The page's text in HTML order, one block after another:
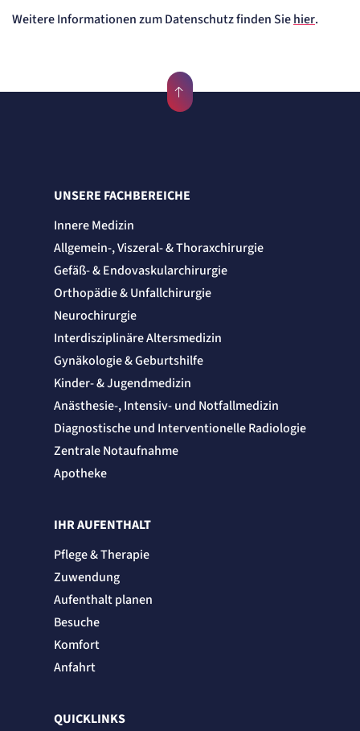
Weitere Informationen zum Datenschutz finden Siehier.
UNSERE FACHBEREICHE
Innere Medizin
Allgemein-, Viszeral- & Thoraxchirurgie
Gefäß- & Endovaskularchirurgie
Orthopädie & Unfallchirurgie
Neurochirurgie
Interdisziplinäre Altersmedizin
Gynäkologie & Geburtshilfe
Kinder- & Jugendmedizin
Anästhesie-, Intensiv- und Notfallmedizin
Diagnostische und Interventionelle Radiologie
Zentrale Notaufnahme
Apotheke
IHR AUFENTHALT
Pflege & Therapie
Zuwendung
Aufenthalt planen
Besuche
Komfort
Anfahrt
QUICKLINKS